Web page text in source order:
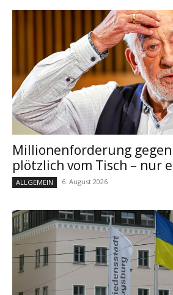
Millionenforderung
plötzlich vom Tisch – nur
ALLGEMEIN 6. August 2026